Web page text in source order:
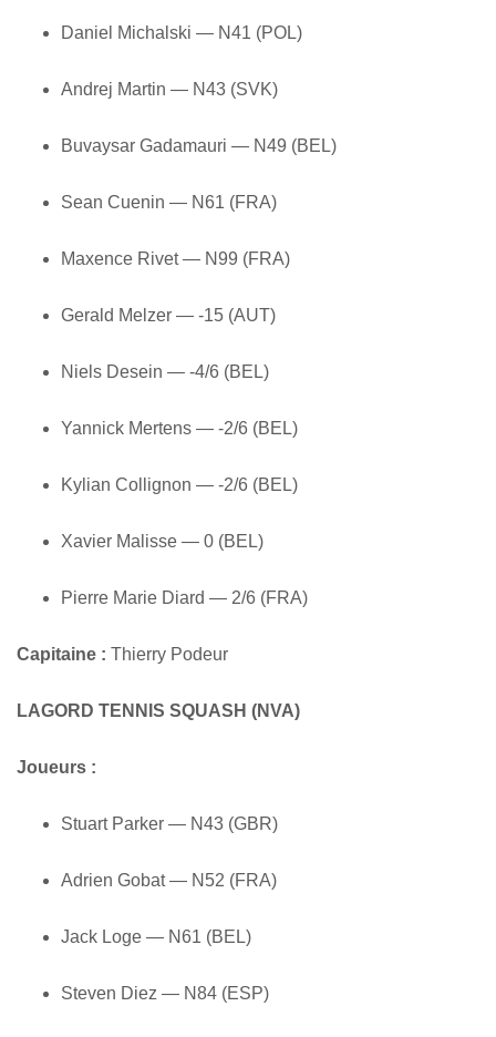
Daniel Michalski — N41 (POL)
Andrej Martin — N43 (SVK)
Buvaysar Gadamauri — N49 (BEL)
Sean Cuenin — N61 (FRA)
Maxence Rivet — N99 (FRA)
Gerald Melzer — -15 (AUT)
Niels Desein — -4/6 (BEL)
Yannick Mertens — -2/6 (BEL)
Kylian Collignon — -2/6 (BEL)
Xavier Malisse — 0 (BEL)
Pierre Marie Diard — 2/6 (FRA)
Capitaine : Thierry Podeur
LAGORD TENNIS SQUASH (NVA)
Joueurs :
Stuart Parker — N43 (GBR)
Adrien Gobat — N52 (FRA)
Jack Loge — N61 (BEL)
Steven Diez — N84 (ESP)